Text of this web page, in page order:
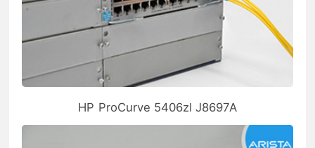
HP ProCurve 5406zl J8697A